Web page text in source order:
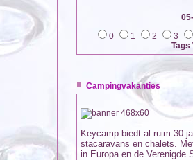
0
1 2
3
Tags
Campingvakanties
Keycamp biedt al ruim 30
stacaravans en chalets.
in Europa en de Verenigde